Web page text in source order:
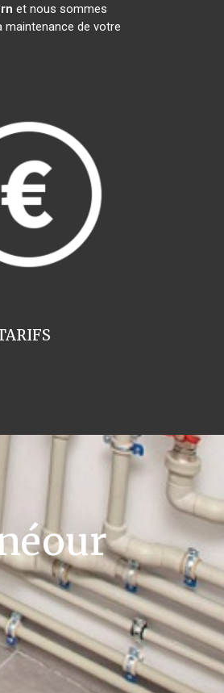
et nous sommes
maintenance de votre